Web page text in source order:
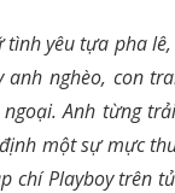
tình yêu tựa pha
anh nghèo, con
Anh từng
một sự mực
chí Playboy trên